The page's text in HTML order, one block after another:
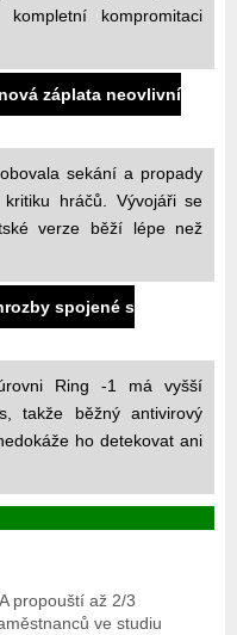
kompromitaci
záplata neovlivní
sekání a propady
hráčů. Vývojáři se
verze běží lépe než
spojené s
Ring -1 má vyšší
takže běžný antivirový
ho detekovat ani
propouští až 2/3
ve studiu